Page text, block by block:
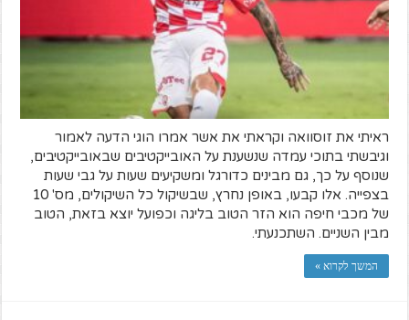
ראיתי את זוסוואה וקראתי את אשר אמרו הוגי הדעה לאמור
וגיבשתי בתוכי עמדה שנשענת על האובייקטיבים שבאובייקטיבים,
שנוסף על כך, גם מבינים כדורגל ומשקיעים שעות על גבי שעות
בצפייה. אלו קבעו, באופן נחרץ, שבשיקול כל השיקולים, מס' 10
של מכבי חיפה הוא הזר הטוב בליגה וכפועל יוצא בזאת, הטוב
מבין השניים. השתכנעתי.
המשך לקרוא »